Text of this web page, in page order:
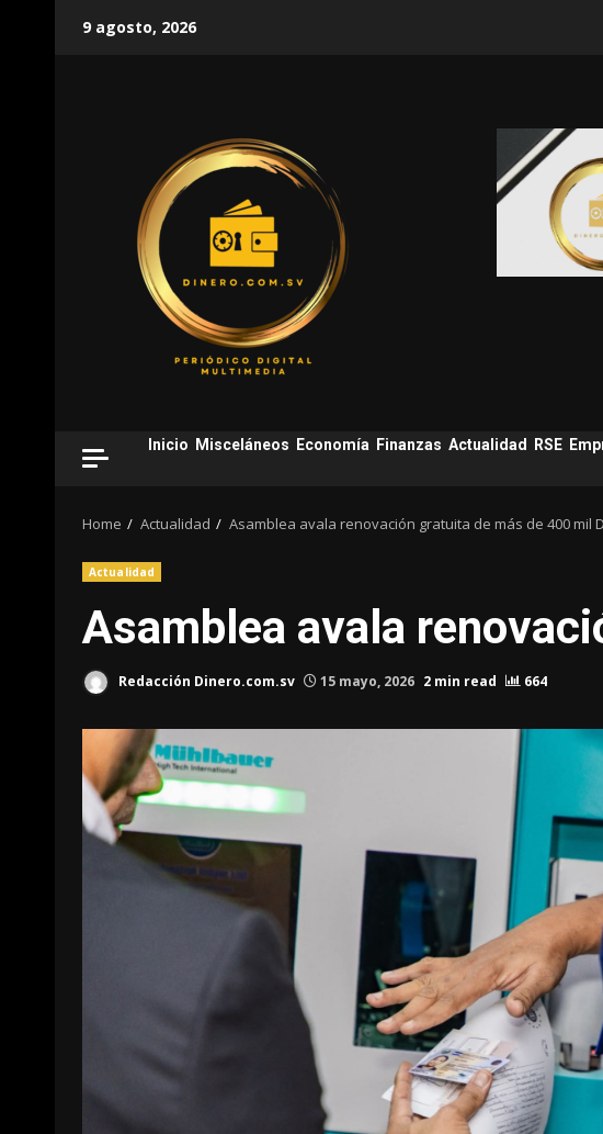
9 agosto, 2026
Inicio Misceláneos Economía Finanzas Actualidad RSE
Home Actualidad Asamblea avala renovación gratuita de más de 400 mil
Actualidad
Asamblea avala
Redacción Dinero.com.sv 15 mayo, 2026 2 min read 664